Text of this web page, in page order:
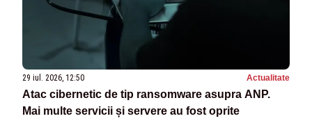
29 iul. 2026, 12:50 Actualitate
Atac cibernetic de tip ransomware asupra ANP.
Mai multe servicii și servere au fost oprite